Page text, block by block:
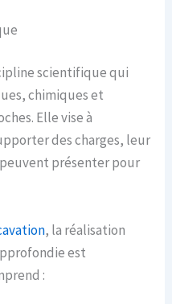
scientifique qui
chimiques et
Elle vise à
des charges, leur
présenter pour
, la réalisation
est
: